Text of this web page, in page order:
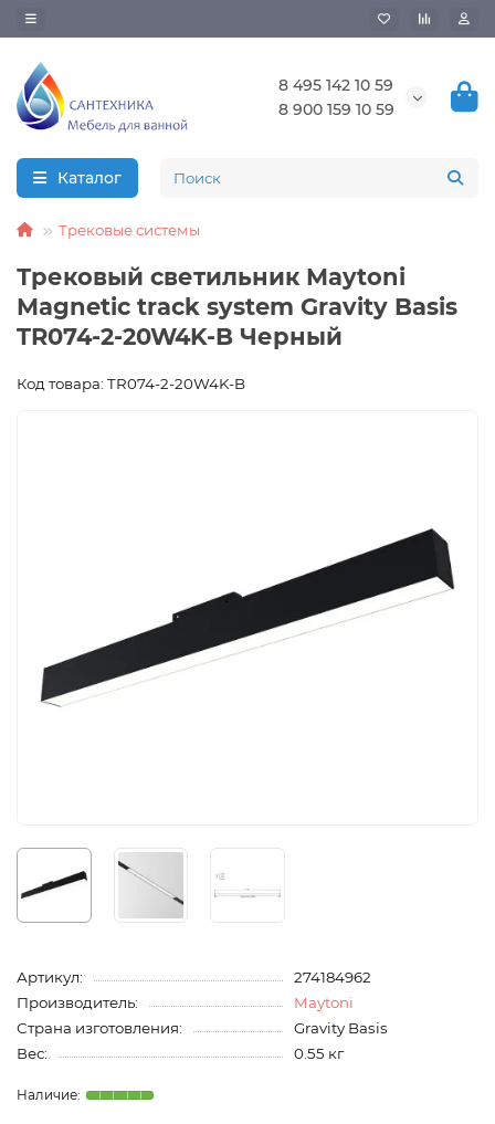
8 495 142 10 59
8 900 159 10 59
Каталог
Трековые системы
Трековый светильник Maytoni
Magnetic track system Gravity Basis
TR074-2-20W4K-B Черный
Код товара: TR074-2-20W4K-B
Артикул:
274184962
Производитель:
Maytoni
Страна изготовления:
Gravity Basis
Вес:
0.55 кг